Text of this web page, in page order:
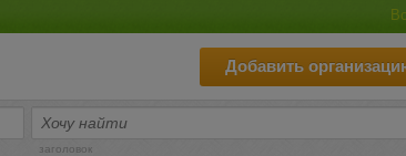
Добавить
заголовок